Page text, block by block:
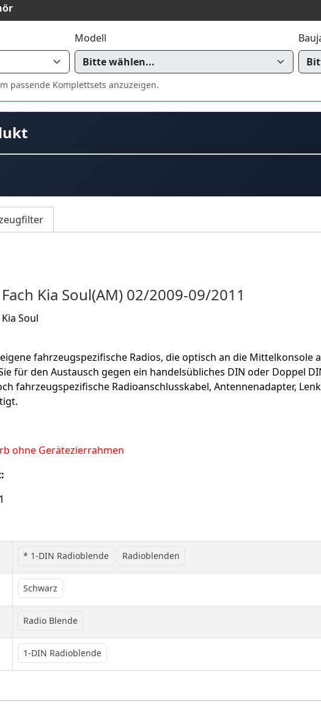
Modell
passende Komplettsets anzuzeigen.
Kia Soul(AM) 02/2009-09/2011
Soul
fahrzeugspezifische Radios, die optisch an die Mittelkonsole
für den Austausch gegen ein handelsübliches DIN oder Doppel
fahrzeugspezifische Radioanschlusskabel, Antennenadapter,
ohne Gerätezierrahmen
* 1-DIN Radioblende Radioblenden
Schwarz
Radio Blende
1-DIN Radioblende